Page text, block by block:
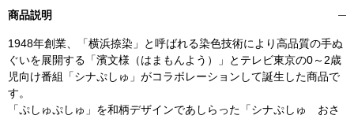
商品説明
1948年創業、「横浜捺染」と呼ばれる染色技術により高品質の手ぬ
ぐいを展開する「濱文様（はまもんよう）」とテレビ東京の0～2歳
児向け番組「シナぷしゅ」がコラボレーションして誕生した商品で
す。
「ぷしゅぷしゅ」を和柄デザインであしらった「シナぷしゅ おさ